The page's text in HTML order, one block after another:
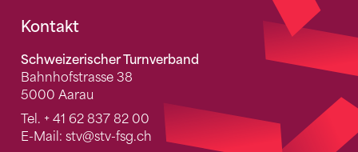
Fusszeile
Kontakt
Schweizerischer Turnverband
Bahnhofstrasse 38
5000 Aarau
Tel. + 41 62 837 82 00
E-Mail: stv@stv-fsg.ch